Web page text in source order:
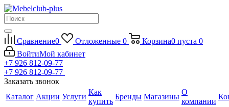
Сравнение0 Отложенные 0 Корзина0 пуста 0
ВойтиМой кабинет
+7 926 812-09-77
+7 926 812-09-77
Заказать звонок
Каталог Акции Услуги
Как
купить
Бренды Магазины
О
компании